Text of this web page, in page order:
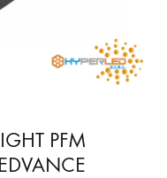
PFM